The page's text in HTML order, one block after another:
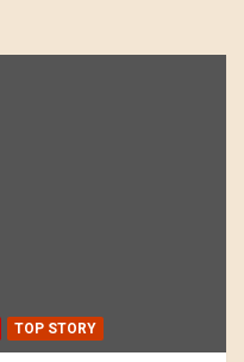
TOP STORY